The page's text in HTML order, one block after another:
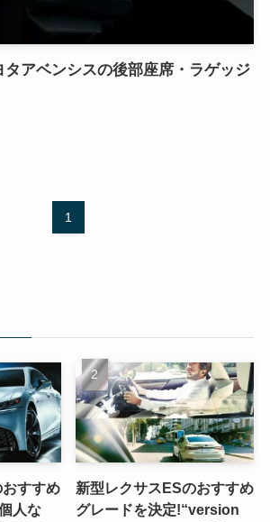
タアベンシスの後部座席・ラゲッジ
1
すすめ
人な
新型レクサスESのおすすめ
グレードを決定!“version